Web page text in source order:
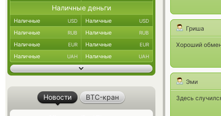
Гриша
Хороший
Эми
Здесь
Наличные деньги
Наличные USD Наличные USD
Наличные RUB Наличные RUB
Наличные EUR Наличные EUR
Наличные UAH Наличные UAH
Новости BTC-кран